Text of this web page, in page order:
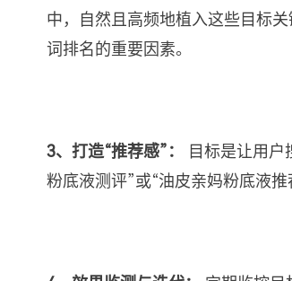
中，自然且高频地植入这些目标
词排名的重要因素。
3、打造“推荐感”：
目标是让用
粉底液测评”或“油皮亲妈粉底液